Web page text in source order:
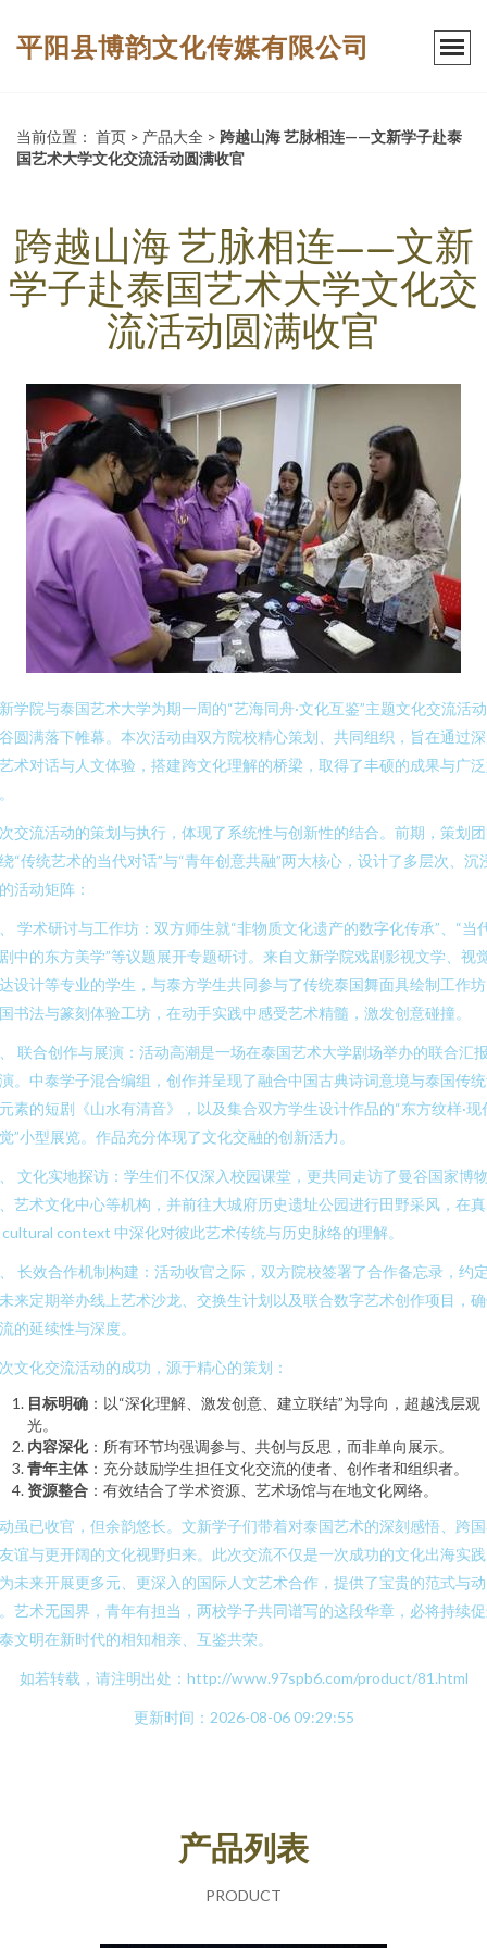
平阳县博韵文化传媒有限公司
当前位置： 首页 > 产品大全 > 跨越山海 艺脉相连——文新学子赴泰
国艺术大学文化交流活动圆满收官
跨越山海 艺脉相连——文新
学子赴泰国艺术大学文化交
流活动圆满收官
学院与泰国艺术大学为期一周的“艺海同舟·文化互鉴”主题文化交流活
圆满落下帷幕。本次活动由双方院校精心策划、共同组织，旨在通过
术对话与人文体验，搭建跨文化理解的桥梁，取得了丰硕的成果与广
交流活动的策划与执行，体现了系统性与创新性的结合。前期，策划
“传统艺术的当代对话”与“青年创意共融”两大核心，设计了多层次、沉
活动矩阵：
学术研讨与工作坊：双方师生就“非物质文化遗产的数字化传承”、“当
中的东方美学”等议题展开专题研讨。来自文新学院戏剧影视文学、视
设计等专业的学生，与泰方学生共同参与了传统泰国舞面具绘制工作
书法与篆刻体验工坊，在动手实践中感受艺术精髓，激发创意碰撞。
联合创作与展演：活动高潮是一场在泰国艺术大学剧场举办的联合汇
。中泰学子混合编组，创作并呈现了融合中国古典诗词意境与泰国传
素的短剧《山水有清音》，以及集合双方学生设计作品的“东方纹样·现
”小型展览。作品充分体现了文化交融的创新活力。
文化实地探访：学生们不仅深入校园课堂，更共同走访了曼谷国家博
艺术文化中心等机构，并前往大城府历史遗址公园进行田野采风，在
context 中深化对彼此艺术传统与历史脉络的理解。
长效合作机制构建：活动收官之际，双方院校签署了合作备忘录，约
来定期举办线上艺术沙龙、交换生计划以及联合数字艺术创作项目，
的延续性与深度。
文化交流活动的成功，源于精心的策划：
目标明确 ：以“深化理解、激发创意、建立联结”为导向，超越浅层观
光。
内容深化：所有环节均强调参与、共创与反思，而非单向展示。
青年主体：充分鼓励学生担任文化交流的使者、创作者和组织者。
资源整合 ：有效结合了学术资源、艺术场馆与在地文化网络。
虽已收官，但余韵悠长。文新学子们带着对泰国艺术的深刻感悟、跨
谊与更开阔的文化视野归来。此次交流不仅是一次成功的文化出海实
未来开展更多元、更深入的国际人文艺术合作，提供了宝贵的范式与动
艺术无国界，青年有担当，两校学子共同谱写的这段华章，必将持续
文明在新时代的相知相亲、互鉴共荣。
如若转载，请注明出处：http://www.97spb6.com/product/81.html
更新时间：2026-08-06 09:29:55
产品列表
PRODUCT